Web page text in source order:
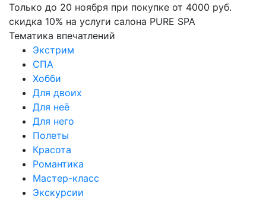
Только до 20 ноября при покупке от 4000 руб.
скидка 10% на услуги салона PURE SPA
Тематика впечатлений
Экстрим
СПА
Хобби
Для двоих
Для неё
Для него
Полеты
Красота
Романтика
Мастер-класс
Экскурсии